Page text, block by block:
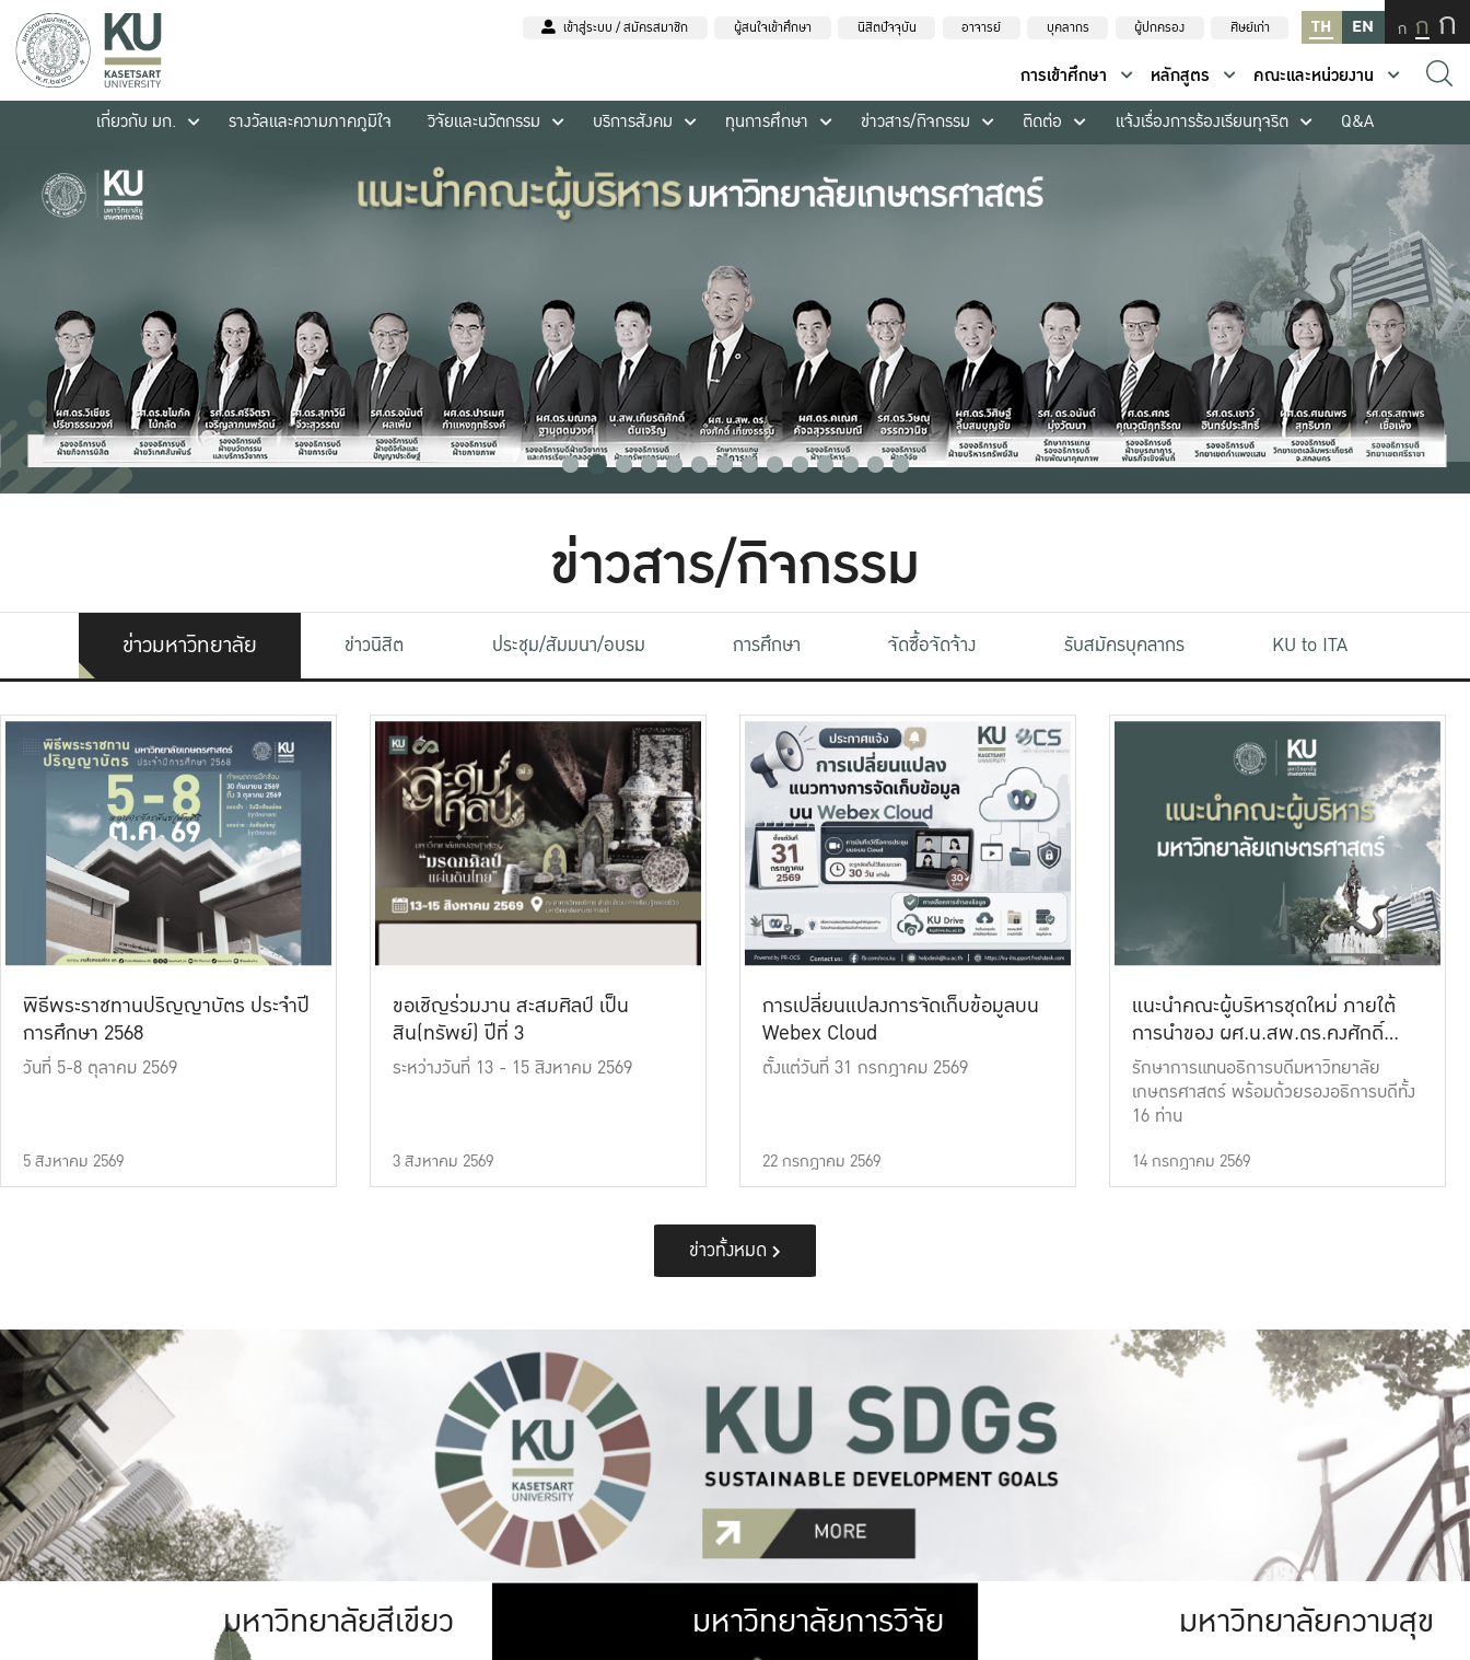
เข้าสู่ระบบ / สมัครสมาชิก ผู้สนใจเข้าศึกษา นิสิตปัจจุบัน อาจารย์ บุคลากร ผู้ปกครอง ศิษย์เก่า TH EN ก ก ก
การเข้าศึกษา หลักสูตร
คณะและหน่วยงาน
เกี่ยวกับ มก.
รางวัลและความภาคภูมิใจ วิจัยและนวัตกรรม บริการสังคม ทุนการศึกษา ข่าวสาร/กิจกรรม ติดต่อ แจ้งเรื่องการร้องเรียนทุจริต Q&A
ข่าวสาร/กิจกรรม
ข่าวมหาวิทยาลัย ข่าวนิสิต ประชุม/สัมมนา/อบรม การศึกษา จัดซื้อจัดจ้าง รับสมัครบุคลากร KU to ITA
พิธีพระราชทานปริญญาบัตร ประจำปี
การศึกษา 2568
วันที่ 5-8 ตุลาคม 2569
5 สิงหาคม 2569
ขอเชิญร่วมงาน สะสมศิลป์ เป็น
สิน(ทรัพย์) ปีที่ 3
ระหว่างวันที่ 13 - 15 สิงหาคม 2569
3 สิงหาคม 2569
การเปลี่ยนแปลงการจัดเก็บข้อมูลบน
Webex Cloud
ตั้งแต่วันที่ 31 กรกฎาคม 2569
22 กรกฎาคม 2569
แนะนำคณะผู้บริหารชุดใหม่ ภายใต้
การนำของ ผศ.น.สพ.ดร.คงศักดิ์
เที่ยงธรรม
รักษาการแทนอธิการบดีมหาวิทยาลัย
เกษตรศาสตร์ พร้อมด้วยรองอธิการบดีทั้ง
16 ท่าน
14 กรกฎาคม 2569
ข่าวทั้งหมด
มหาวิทยาลัยสีเขียว มหาวิทยาลัย
มหาวิทยาลัยการวิจัย มหาวิทยาลัย
มหาวิทยาลัยความสุข